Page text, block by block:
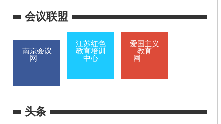
会议联盟
南京会议
网
江苏红色
教育培训
中心
爱国主义
教育
网
头条